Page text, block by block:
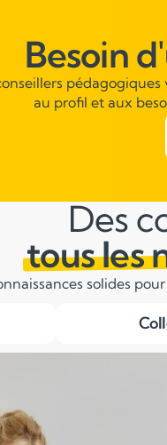
Besoin
au profil et aux
Des
tous les
solides